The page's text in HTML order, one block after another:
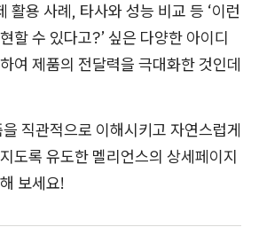
활용 사례, 타사와 성능 비교 등 ‘이런
할 수 있다고?’ 싶은 다양한 아이디
여 제품의 전달력을 극대화한 것인데
직관적으로 이해시키고 자연스럽게
도록 유도한 멜리언스의 상세페이지
보세요!